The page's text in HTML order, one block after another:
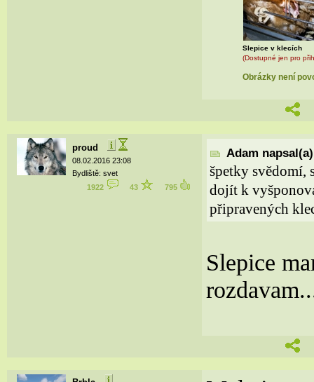
Slepice v klecích
(Dostupné jen pro
Obrázky není
proud
08.02.2016 23:08
Bydliště: svet
1922
43 795
Adam
špetky
dojít k
připravených
Slepice